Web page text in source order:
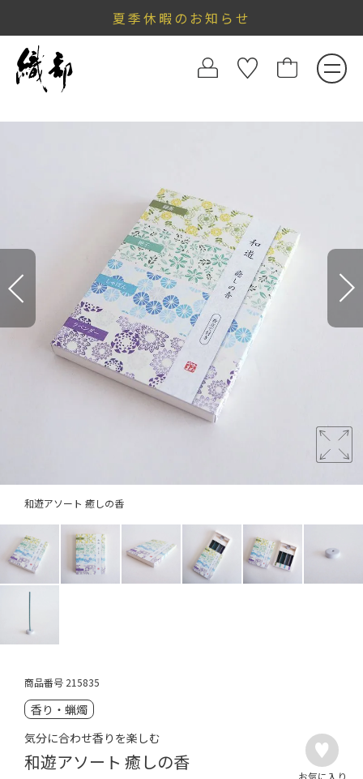
夏季休暇のお知らせ
和遊アソート 癒しの香
商品番号 215835
香り・蝋燭
気分に合わせ香りを楽しむ
和遊アソート 癒しの香